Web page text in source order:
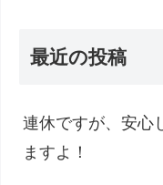
最近の投稿
連休ですが、安心
ますよ！